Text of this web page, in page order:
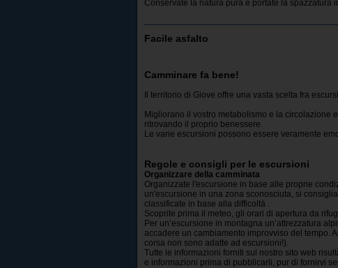
Conservate la natura pura e portate la spazzatura
Facile asfalto
Camminare fa bene!
Il territorio di Giove offre una vasta scelta fra
Migliorano il vostro metabolismo e la circolazione
ritrovando il proprio benessere.
Le varie escursioni possono essere veramente
Regole e consigli per le escursioni
Organizzare della camminata
Organizzate l'escursione in base alle proprie
un'escursione in una zona sconosciuta, si
classificate in base alla difficoltà .
Scoprite prima il meteo, gli orari di apertura da
Per un’escursione in montagna un’attrezzatura
accadere un cambiamento improvviso del tempo.
corsa non sono adatte ad escursioni!).
Tutte le informazioni forniti sul nostro sito web
e informazioni prima di pubblicarli, pur di fornirvi